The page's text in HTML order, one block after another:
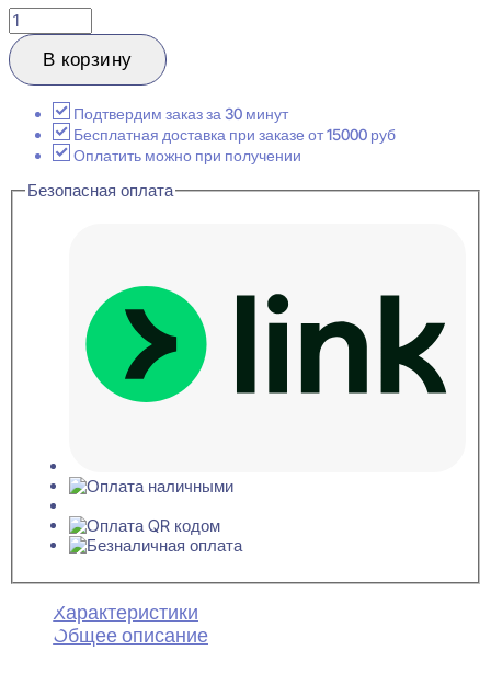
Количество
товара
Orac
Decor
CURVE
Карниз
потолочный
В корзину
Подтвердим заказ за 30 минут
Бесплатная доставка при заказе от 15000 руб
Оплатить можно при получении
Безопасная оплата
Характеристики
Общее описание